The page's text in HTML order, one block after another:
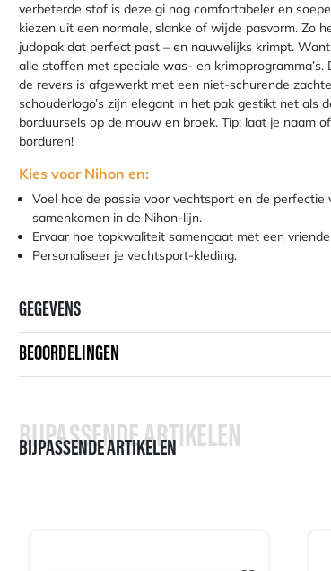
verbeterde stof is deze gi nog comfortabeler en
kiezen uit een normale, slanke of wijde pasvorm. Zo
judopak dat perfect past – en nauwelijks krimpt.
alle stoffen met speciale was- en krimpprogramma’s.
de revers is afgewerkt met een niet-schurende
schouderlogo’s zijn elegant in het pak gestikt net als
borduursels op de mouw en broek. Tip: laat je naam
borduren!
Kies voor Nihon en:
Voel hoe de passie voor vechtsport en de
samenkomen in de Nihon-lijn.
Ervaar hoe topkwaliteit samengaat met een
Personaliseer je vechtsport-kleding.
GEGEVENS
BEOORDELINGEN
BIJPASSENDE ARTIKELEN
BIJPASSENDE ARTIKELEN